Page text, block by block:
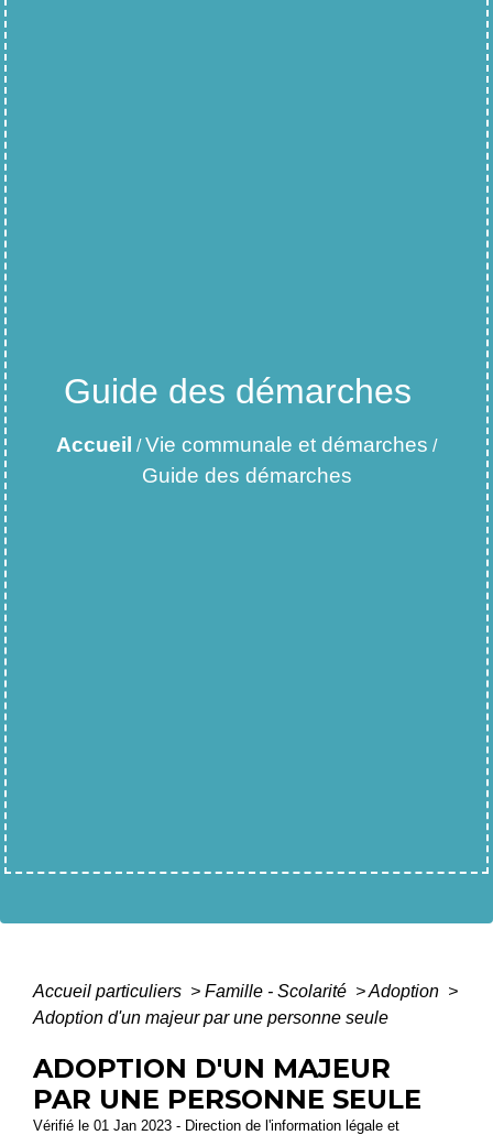
Guide des démarches
Accueil /Vie communale et démarches /
Guide des démarches
Accueil particuliers > Famille - Scolarité >Adoption >
Adoption d'un majeur par une personne seule
ADOPTION D'UN MAJEUR
PAR UNE PERSONNE SEULE
Vérifié le 01 Jan 2023 - Direction de l'information légale et